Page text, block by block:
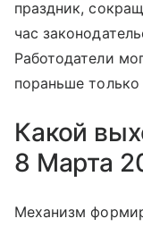
праздник,
час
Работодатели
пораньше
Какой
8 Марта
Механизм